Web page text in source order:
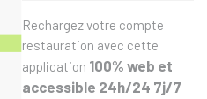
Rechargez votre compte
restauration avec cette
application 100% web et
accessible 24h/24 7j/7